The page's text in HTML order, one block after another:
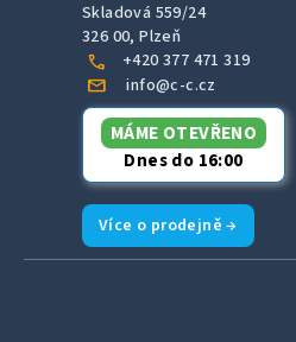
Skladová 559/24
326 00, Plzeň
call +420 377 471 319
mail info@c-c.cz
MÁME OTEVŘENO
Dnes do 16:00
Více o prodejně →